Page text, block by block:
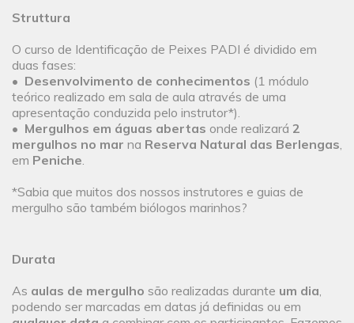
Struttura
O curso de Identificação de Peixes PADI é dividido em
duas fases:
• Desenvolvimento de conhecimentos (1 módulo
teórico realizado em sala de aula através de uma
apresentação conduzida pelo instrutor*).
• Mergulhos em águas abertas onde realizará 2
mergulhos no mar na Reserva Natural das Berlengas,
em Peniche.
*Sabia que muitos dos nossos instrutores e guias de
mergulho são também biólogos marinhos?
Durata
As aulas de mergulho são realizadas durante um dia,
podendo ser marcadas em datas já definidas ou em